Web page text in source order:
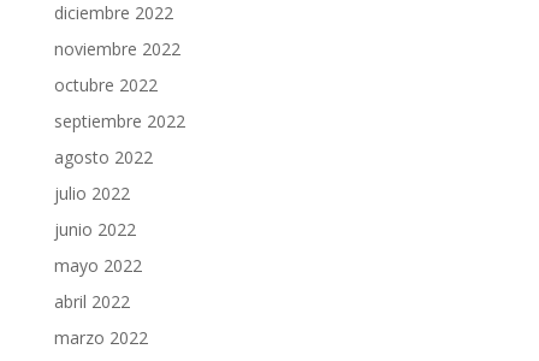
diciembre 2022
noviembre 2022
octubre 2022
septiembre 2022
agosto 2022
julio 2022
junio 2022
mayo 2022
abril 2022
marzo 2022